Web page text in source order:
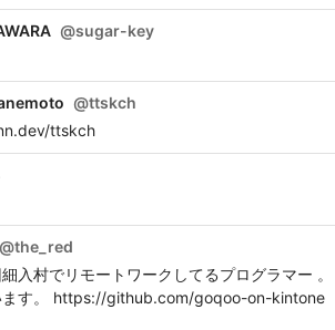
@sugar-key
@ttskch
ttskch
@the_red
入村でリモートワークしてるプログラマー
ます。 https://github.com/goqoo-on-kintone